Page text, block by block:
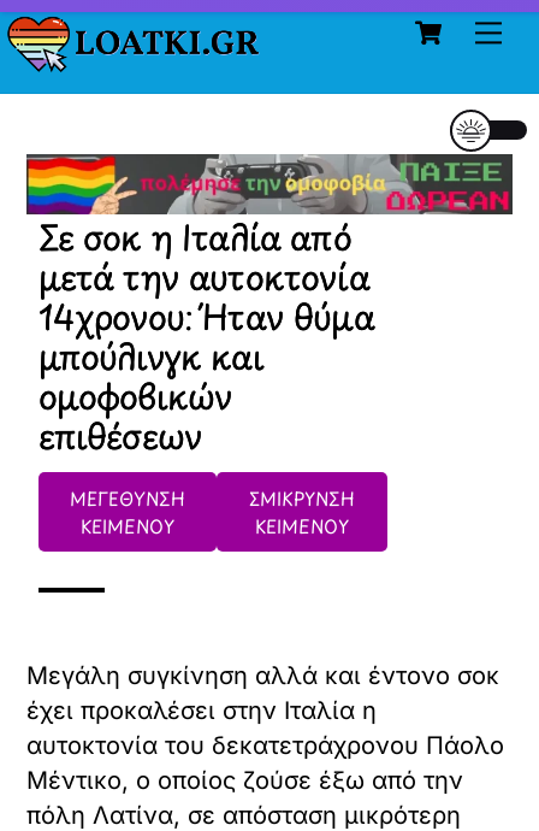
Skip
to
content
Cart
Σε σοκ η Ιταλία από
μετά την αυτοκτονία
14χρονου: Ήταν θύμα
μπούλινγκ και
ομοφοβικών
επιθέσεων
ΜΕΓΕΘΥΝΣΗ
ΚΕΙΜΕΝΟΥ
ΣΜΙΚΡΥΝΣΗ
ΚΕΙΜΕΝΟΥ
Μεγάλη συγκίνηση αλλά και έντονο σοκ
έχει προκαλέσει στην Ιταλία η
αυτοκτονία του δεκατετράχρονου Πάολο
Μέντικο, ο οποίος ζούσε έξω από την
πόλη Λατίνα, σε απόσταση μικρότερη